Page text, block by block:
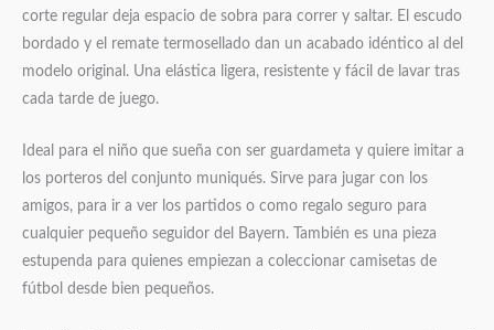
corte regular deja espacio de sobra para correr y saltar. El escudo
bordado y el remate termosellado dan un acabado idéntico al del
modelo original. Una elástica ligera, resistente y fácil de lavar tras
cada tarde de juego.
Ideal para el niño que sueña con ser guardameta y quiere imitar a
los porteros del conjunto muniqués. Sirve para jugar con los
amigos, para ir a ver los partidos o como regalo seguro para
cualquier pequeño seguidor del Bayern. También es una pieza
estupenda para quienes empiezan a coleccionar camisetas de
fútbol desde bien pequeños.